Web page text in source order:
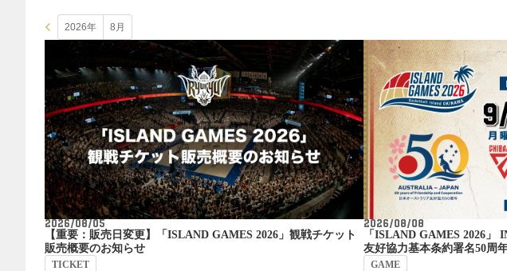
keyboard_arrow_left
2026/08/05
【重要：販売日変更】「ISLAND GAMES 2026」観戦チケット
販売概要のお知らせ
TICKET
2026/08/08
「ISLAND GAMES 2026
友好協力基本条約署名50周
GAME